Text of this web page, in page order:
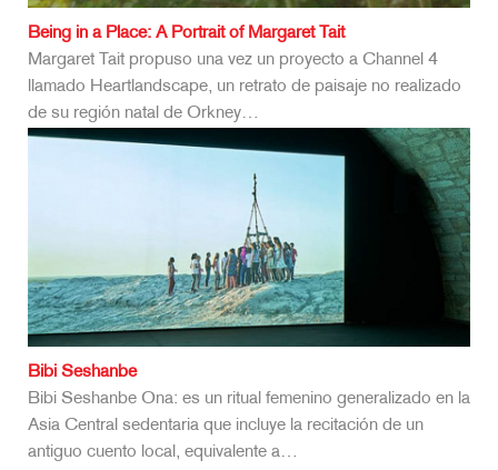
Being in a Place: A Portrait of Margaret Tait
Margaret Tait propuso una vez un proyecto a Channel 4
llamado Heartlandscape, un retrato de paisaje no realizado
de su región natal de Orkney…
Bibi Seshanbe
Bibi Seshanbe Ona: es un ritual femenino generalizado en la
Asia Central sedentaria que incluye la recitación de un
antiguo cuento local, equivalente a…